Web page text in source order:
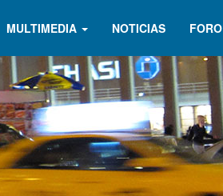
MULTIMEDIA NOTICIAS FORO